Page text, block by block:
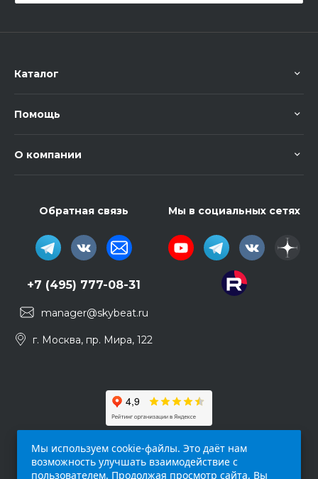
Каталог
Помощь
О компании
Обратная связь
+7 (495) 777-08-31
manager@skybeat.ru
г. Москва, пр. Мира, 122
Мы в социальных сетях
Мы используем cookie-файлы. Это даёт нам
возможность улучшать взаимодействие с
пользователем. Продолжая просмотр сайта, Вы